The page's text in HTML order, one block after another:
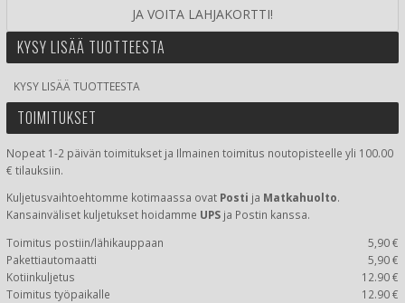
JA VOITA LAHJAKORTTI!
KYSY LISÄÄ TUOTTEESTA
KYSY LISÄÄ TUOTTEESTA
TOIMITUKSET
Nopeat 1-2 päivän toimitukset ja Ilmainen toimitus noutopisteelle yli 100.00
€ tilauksiin.
Kuljetusvaihtoehtomme kotimaassa ovat Posti ja Matkahuolto.
Kansainväliset kuljetukset hoidamme UPS ja Postin kanssa.
Toimitus postiin/lähikauppaan
5,90 €
Pakettiautomaatti
5,90 €
Kotiinkuljetus
12.90 €
Toimitus työpaikalle
12.90 €